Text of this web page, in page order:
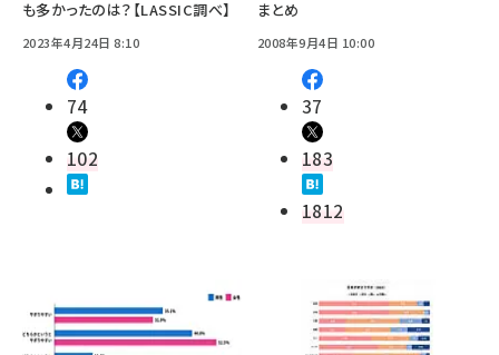
も多かったのは？【LASSIC調べ】
2023年4月24日 8:10
74
102
まとめ
2008年9月4日 10:00
37
183
1812